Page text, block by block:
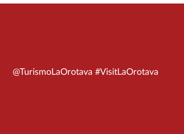
@TurismoLaOrotava #VisitLaOrotava